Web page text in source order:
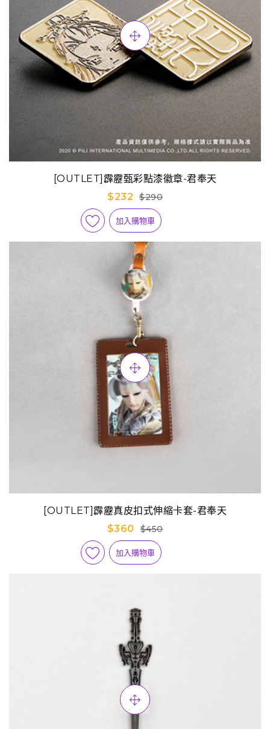
[OUTLET]霹靂甄彩點漆徽章-君奉天
$232
$290
加入購物車
[OUTLET]霹靂真皮扣式伸縮卡套-君奉天
$360
$450
加入購物車